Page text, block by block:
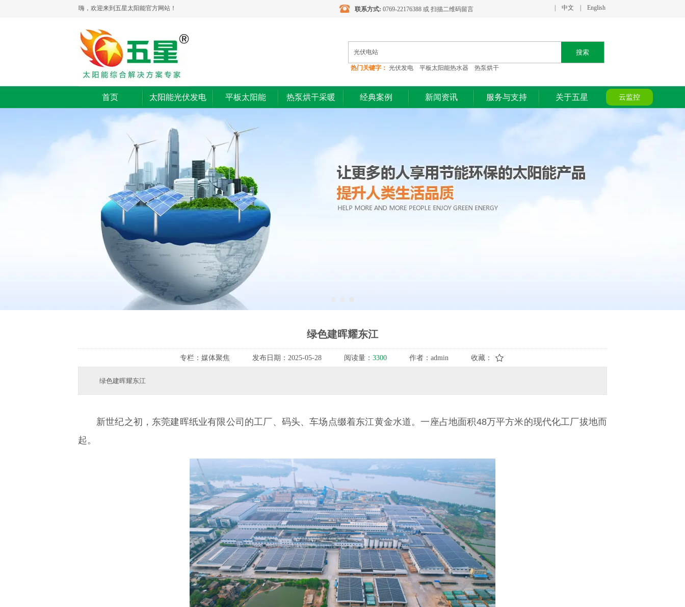
搜索
热门关键字： 光伏发电 平板太阳能热水器 热泵烘干
嗨，欢迎来到五星太阳能官方网站！ 联系方式: 0769-22176388 或 扫描二维码留言 中文 English
云监控
首页 太阳能光伏发电 平板太阳能 热泵烘干采暖 经典案例 新闻资讯 服务与支持 关于五星
绿色建晖耀东江
专栏： 媒体聚焦 发布日期： 2025-05-28 阅读量： 3300 作者： admin 收藏：
绿色建晖耀东江
新世纪之初，东莞建晖纸业有限公司的工厂、码头、车场点缀着东江黄金水道。一座占地面积48万平方米的现代化工厂拔地而
起。